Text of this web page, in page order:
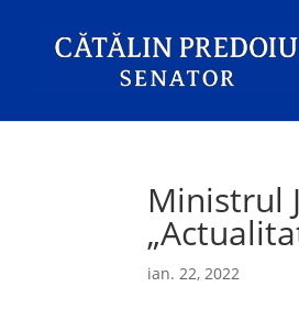
Ministrul
ian. 22, 2022